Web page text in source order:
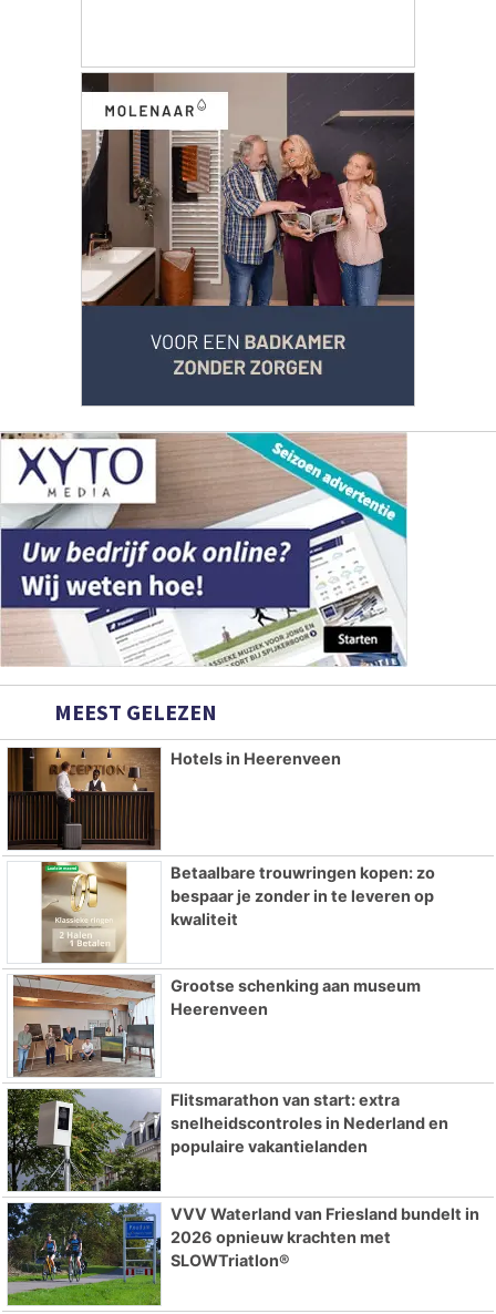
MEEST GELEZEN
Hotels in Heerenveen
Betaalbare trouwringen kopen: zo
bespaar je zonder in te leveren op
kwaliteit
Grootse schenking aan museum
Heerenveen
Flitsmarathon van start: extra
snelheidscontroles in Nederland en
populaire vakantielanden
VVV Waterland van Friesland bundelt in
2026 opnieuw krachten met
SLOWTriatlon®